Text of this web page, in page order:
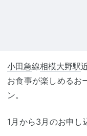
小田急線相模大野駅
お食事が楽しめるお
ン。
1月から3月のお申し